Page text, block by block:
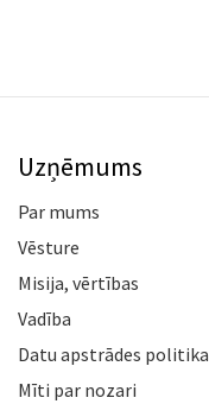
Uzņēmums
Par mums
Vēsture
Misija, vērtības
Vadība
Datu apstrādes politika
Mīti par nozari